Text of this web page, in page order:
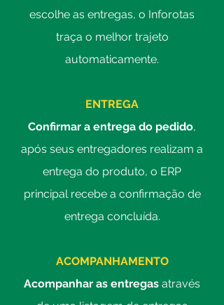
escolhe as entregas, o Inforotas
traça o melhor trajeto
automaticamente.
ENTREGA
Confirmar a entrega do pedido,
após seus entregadores realizam a
entrega do produto, o ERP
principal recebe a confirmação de
entrega concluída.
ACOMPANHAMENTO
Acompanhar as entregas através